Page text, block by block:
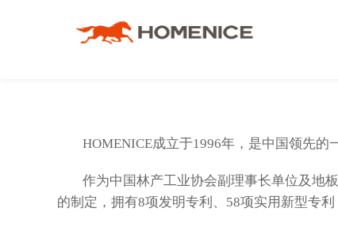
人才招聘
品牌资讯
地墙门一体化
木门
工程案例
战略合作伙伴
工程合作
意见反馈
下载中心
HOMENICE成立于1996年，是中国领先
作为中国林产工业协会副理事长单位及地
的制定，拥有8项发明专利、58项实用新型专